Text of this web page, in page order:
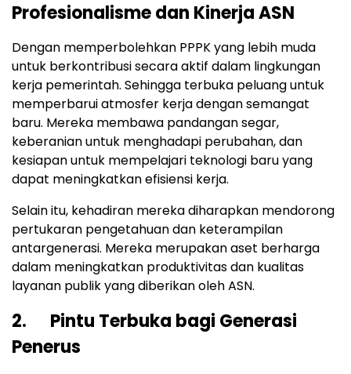
Profesionalisme dan Kinerja ASN
Dengan memperbolehkan PPPK yang lebih muda
untuk berkontribusi secara aktif dalam lingkungan
kerja pemerintah. Sehingga terbuka peluang untuk
memperbarui atmosfer kerja dengan semangat
baru. Mereka membawa pandangan segar,
keberanian untuk menghadapi perubahan, dan
kesiapan untuk mempelajari teknologi baru yang
dapat meningkatkan efisiensi kerja.
Selain itu, kehadiran mereka diharapkan mendorong
pertukaran pengetahuan dan keterampilan
antargenerasi. Mereka merupakan aset berharga
dalam meningkatkan produktivitas dan kualitas
layanan publik yang diberikan oleh ASN.
2. Pintu Terbuka bagi Generasi
Penerus